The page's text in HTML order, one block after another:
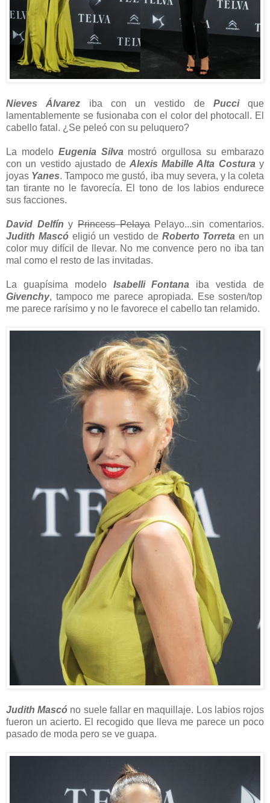
Nieves Álvarez iba con un vestido de Puccique
lamentablemente se fusionaba con el color del photocall. El
cabello fatal. ¿Se peleó con su peluquero?
La modelo Eugenia Silva mostró orgullosa su embarazo
con un vestido ajustado de Alexis Mabille Alta Costura y
joyas Yanes. Tampoco me gustó, iba muy severa, y la coleta
tan tirante no le favorecía. El tono de los labios endurece
sus facciones.
David Delfín yPrincess PelayaPelayo...sin comentarios.
Judith Mascóeligió un vestido de Roberto Torreta en un
color muy difícil de llevar. No me convence pero no iba tan
mal como el resto de las invitadas.
La guapísima modeloIsabelli Fontana iba vestida de
Givenchy, tampoco me parece apropiada. Ese sosten/top
me parece rarísimo y no le favorece el cabello tan relamido.
Judith Mascó no suele fallar en maquillaje. Los labios rojos
fueron un acierto. El recogido que lleva me parece un poco
pasado de moda pero se ve guapa.